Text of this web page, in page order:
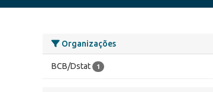
Organizações
BCB/Dstat 1